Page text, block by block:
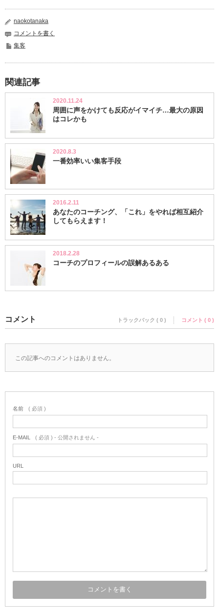
naokotanaka
コメントを書く
集客
関連記事
2020.11.24
周囲に声をかけても反応がイマイチ…最大の原因
はコレかも
2020.8.3
一番効率いい集客手段
2016.2.11
あなたのコーチング、「これ」をやれば相互紹介
してもらえます！
2018.2.28
コーチのプロフィールの誤解あるある
コメント トラックバック ( 0 ) コメント ( 0 )
この記事へのコメントはありません。
名前 ( 必須 )
E-MAIL ( 必須 ) - 公開されません -
URL